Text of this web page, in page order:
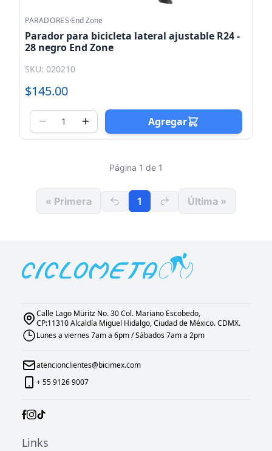
PARADORES·End Zone
Parador para bicicleta lateral ajustable R24 -
28 negro End Zone
SKU: 020210
$145.00
Agregar
Página 1 de 1
« Primera 1 Última »
Calle Lago Müritz No. 30 Col. Mariano Escobedo,
CP:11310 Alcaldía Miguel Hidalgo, Ciudad de México. CDMX.
Lunes a viernes 7am a 6pm / Sábados 7am a 2pm
atencionclientes@bicimex.com
+ 55 9126 9007
Links